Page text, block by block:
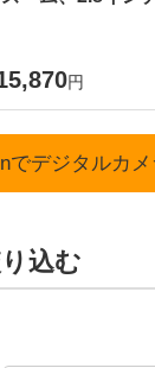
円
でデジタルカ
込む